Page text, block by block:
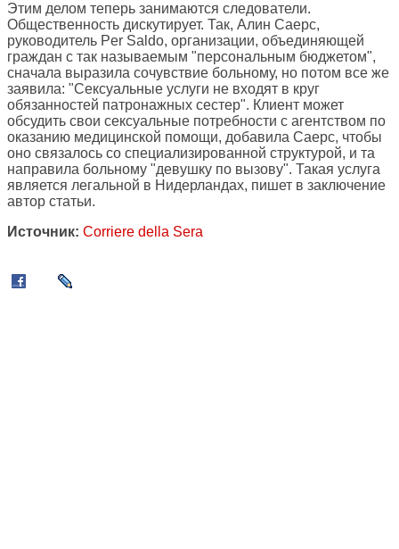
Этим делом теперь занимаются следователи.
Общественность дискутирует. Так, Алин Саерс,
руководитель Per Saldo, организации, объединяющей
граждан с так называемым "персональным бюджетом",
сначала выразила сочувствие больному, но потом все же
заявила: "Сексуальные услуги не входят в круг
обязанностей патронажных сестер". Клиент может
обсудить свои сексуальные потребности с агентством по
оказанию медицинской помощи, добавила Саерс, чтобы
оно связалось со специализированной структурой, и та
направила больному "девушку по вызову". Такая услуга
является легальной в Нидерландах, пишет в заключение
автор статьи.
Источник: Corriere della Sera